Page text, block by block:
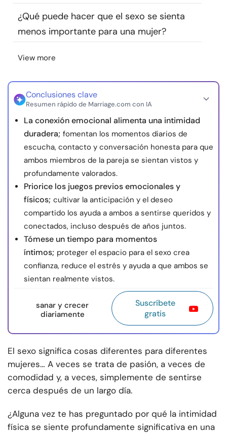
Sobre nosotros Contáctanos Escríbenos
Publicidad con
nosotros
¿Qué puede hacer que el sexo se sienta
menos importante para una mujer?
View more
Conclusiones clave
Resumen rápido de Marriage.com con IA
La conexión emocional alimenta una intimidad
duradera; fomentan los momentos diarios de
escucha, contacto y conversación honesta para que
ambos miembros de la pareja se sientan vistos y
profundamente valorados.
Priorice los juegos previos emocionales y
físicos; cultivar la anticipación y el deseo
compartido los ayuda a ambos a sentirse queridos y
conectados, incluso después de años juntos.
Tómese un tiempo para momentos
íntimos; proteger el espacio para el sexo crea
confianza, reduce el estrés y ayuda a que ambos se
sientan realmente vistos.
sanar y crecer
diariamente
Suscríbete
gratis
El sexo significa cosas diferentes para diferentes
mujeres… A veces se trata de pasión, a veces de
comodidad y, a veces, simplemente de sentirse
cerca después de un largo día.
¿Alguna vez te has preguntado por qué la intimidad
física se siente profundamente significativa en una